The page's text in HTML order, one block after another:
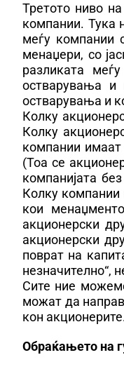
Третото ниво
компании. Тука
меѓу компании
менаџери, со
разликата
остварувања и
остварувања и
Колку
Колку
компании
(Тоа се
компанијата
Колку
кои
акционерски
акционерски
поврат на
незначително“,
Сите ние
можат да
кон
Обраќањето на